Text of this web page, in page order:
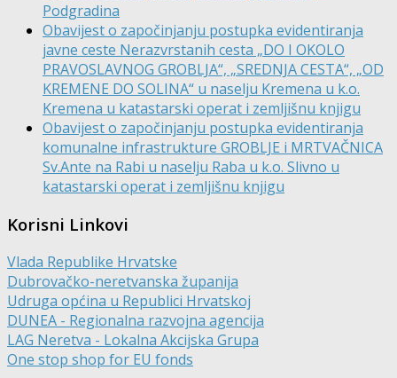
Podgradina
Obavijest o započinjanju postupka evidentiranja
javne ceste Nerazvrstanih cesta „DO I OKOLO
PRAVOSLAVNOG GROBLJA“, „SREDNJA CESTA“, „OD
KREMENE DO SOLINA“ u naselju Kremena u k.o.
Kremena u katastarski operat i zemljišnu knjigu
Obavijest o započinjanju postupka evidentiranja
komunalne infrastrukture GROBLJE i MRTVAČNICA
Sv.Ante na Rabi u naselju Raba u k.o. Slivno u
katastarski operat i zemljišnu knjigu
Korisni Linkovi
Vlada Republike Hrvatske
Dubrovačko-neretvanska županija
Udruga općina u Republici Hrvatskoj
DUNEA - Regionalna razvojna agencija
LAG Neretva - Lokalna Akcijska Grupa
One stop shop for EU fonds